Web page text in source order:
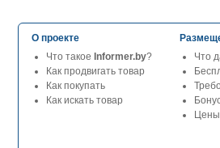
О проекте
Что такое Informer.by?
Как продвигать товар
Как покупать
Как искать товар
Что
Цены